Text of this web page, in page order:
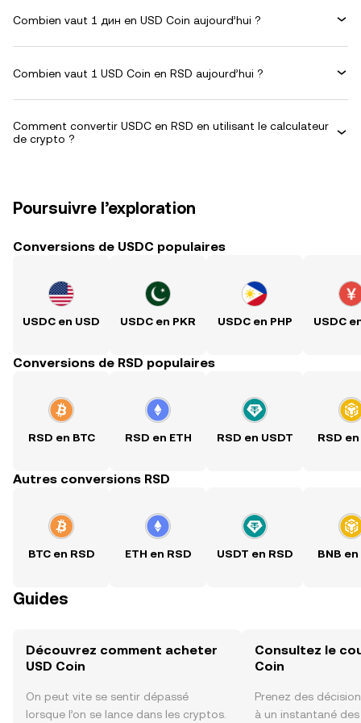
Combien vaut 1 дин en USD Coin aujourd’hui ?
Combien vaut 1 USD Coin en RSD aujourd’hui ?
Comment convertir USDC en RSD en utilisant le calculateur
de crypto ?
Poursuivre l’exploration
Conversions de USDC populaires
USDC en USD USDC en PKR USDC en PHP USDC
Conversions de RSD populaires
RSD en BTC RSD en ETH RSD en USDT RSD
Autres conversions RSD
BTC en RSD ETH en RSD USDT en RSD BNB en
Guides
Découvrez comment acheter
USD Coin
On peut vite se sentir dépassé
lorsque l’on se lance dans les cryptos.
Consultez le
Coin
Prenez des
à un instantané